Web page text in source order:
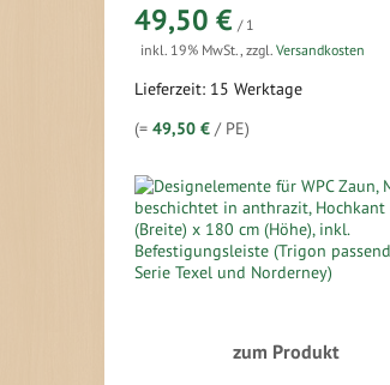
49,50 € / 1
inkl. 19% MwSt., zzgl. Versandkosten
Lieferzeit: 15 Werktage
(= 49,50 € / PE)
zum Produkt